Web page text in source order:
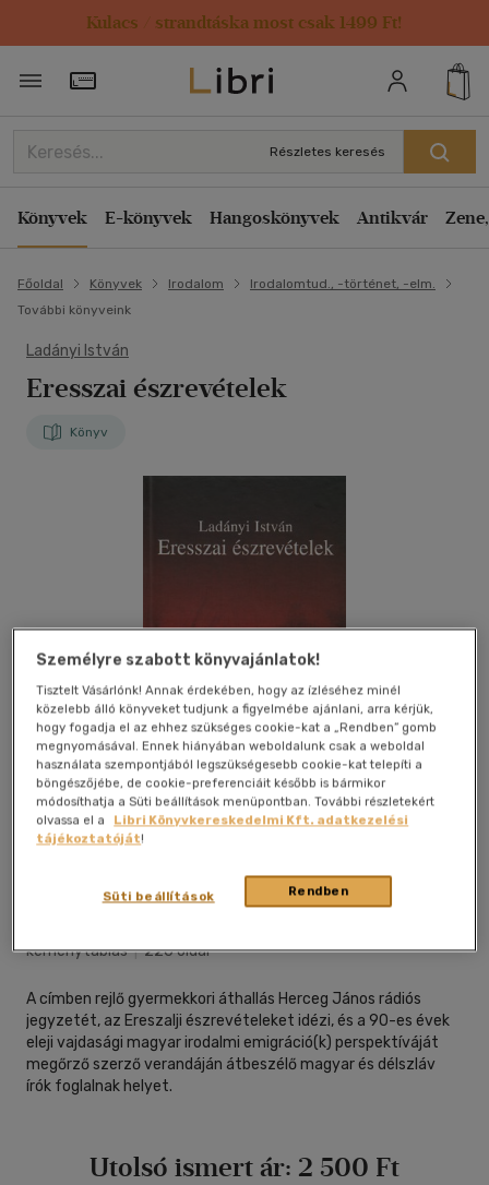
Kulacs / strandtáska most csak 1499 Ft!
Törzsvásárlói Kártya adatai
Részletes keresés
Könyvek E-könyvek Hangoskönyvek Antikvár
Főoldal Könyvek Irodalom
Irodalomtud., -történet, -elm.
További könyveink
Ladányi István
Eresszai észrevételek
Könyv
Kívánságlistához adom
keménytáblás|220 oldal
A címben rejlő gyermekkori áthallás Herceg János rádiós
jegyzetét, az Ereszalji észrevételeket idézi, és a 90-es évek
eleji vajdasági magyar irodalmi emigráció(k) perspektíváját
megőrző szerző verandáján átbeszélő magyar és délszláv
írók foglalnak helyet.
Utolsó ismert ár: 2 500 Ft
Személyre szabott könyvajánlatok!
Tisztelt Vásárlónk! Annak érdekében, hogy az ízléséhez minél
közelebb álló könyveket tudjunk a figyelmébe ajánlani, arra kérjük,
hogy fogadja el az ehhez szükséges cookie-kat a „Rendben” gomb
megnyomásával. Ennek hiányában weboldalunk csak a weboldal
használata szempontjából legszükségesebb cookie-kat telepíti a
böngészőjébe, de cookie-preferenciáit később is bármikor
módosíthatja a Süti beállítások menüpontban. További részletekért
olvassa el a
Libri Könyvkereskedelmi Kft. adatkezelési
tájékoztatóját!
Rendben
Süti beállítások